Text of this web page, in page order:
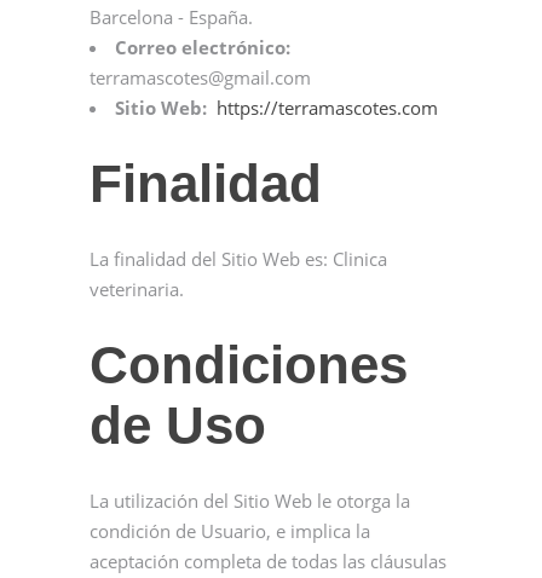
Barcelona - España.
Correo electrónico:
terramascotes@gmail.com
Sitio Web: https://terramascotes.com
Finalidad
La finalidad del Sitio Web es: Clinica
veterinaria.
Condiciones
de Uso
La utilización del Sitio Web le otorga la
condición de Usuario, e implica la
aceptación completa de todas las cláusulas